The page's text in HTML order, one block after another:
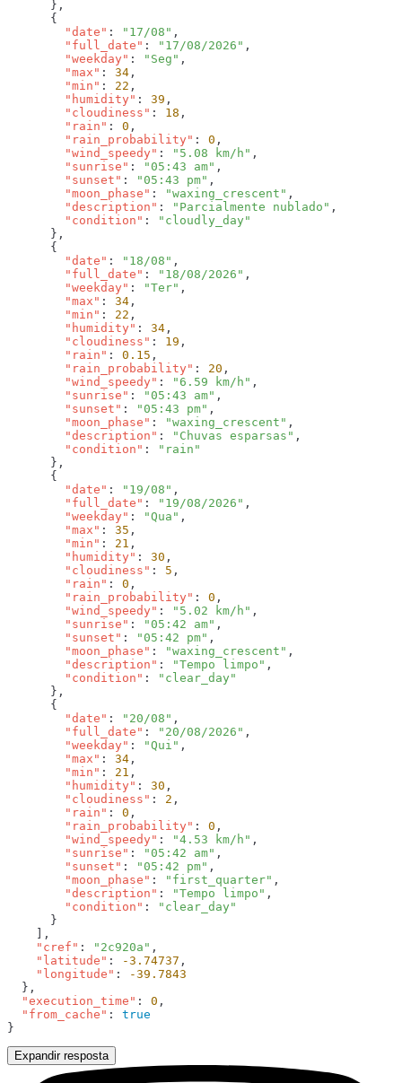
        "date"
: "17/08"
        "full_date"
: "17/08/2026"
        "weekday"
: "Seg"
        "max"
: 34
        "min"
: 22
        "humidity"
: 39
        "cloudiness"
: 18
        "rain"
: 0
        "rain_probability"
: 0
        "wind_speedy"
: "5.08 km/h"
        "sunrise"
: "05:43 am"
        "sunset"
: "05:43 pm"
        "moon_phase"
: "waxing_crescent"
        "description"
: "Parcialmente nublado"
        "condition"
:
        "date"
: "18/08"
        "full_date"
: "18/08/2026"
        "weekday"
: "Ter"
        "max"
: 34
        "min"
: 22
        "humidity"
: 34
        "cloudiness"
: 19
        "rain"
: 0.15
        "rain_probability"
: 20
        "wind_speedy"
: "6.59 km/h"
        "sunrise"
: "05:43 am"
        "sunset"
: "05:43 pm"
        "moon_phase"
: "waxing_crescent"
        "description"
: "Chuvas esparsas"
        "condition"
:
        "date"
: "19/08"
        "full_date"
: "19/08/2026"
        "weekday"
: "Qua"
        "max"
: 35
        "min"
: 21
        "humidity"
: 30
        "cloudiness"
: 5
        "rain"
: 0
        "rain_probability"
: 0
        "wind_speedy"
: "5.02 km/h"
        "sunrise"
: "05:42 am"
        "sunset"
: "05:42 pm"
        "moon_phase"
: "waxing_crescent"
        "description"
: "Tempo limpo"
        "condition"
:
        "date"
: "20/08"
        "full_date"
: "20/08/2026"
        "weekday"
: "Qui"
        "max"
: 34
        "min"
: 21
        "humidity"
: 30
        "cloudiness"
: 2
        "rain"
: 0
        "rain_probability"
: 0
        "wind_speedy"
: "4.53 km/h"
        "sunrise"
: "05:42 am"
        "sunset"
: "05:42 pm"
        "moon_phase"
: "first_quarter"
        "description"
: "Tempo limpo"
        "condition"
:
    "cref"
: "2c920a"
    "latitude"
: -3.74737
    "longitude"
:
  "execution_time"
: 0
  "from_cache"
:
Expandir resposta